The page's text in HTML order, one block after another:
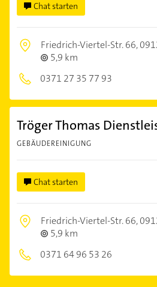
Chat starten
Friedrich-Viertel-Str. 66,
5,9 km
0371 27 35 77 93
Tröger Thomas
GEBÄUDEREINIGUNG
Chat starten
Friedrich-Viertel-Str. 66,
5,9 km
0371 64 96 53 26